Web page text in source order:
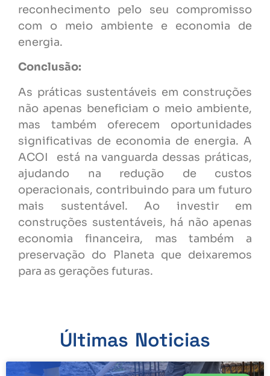
reconhecimento pelo seu compromisso
com o meio ambiente e economia de
energia.
Conclusão:
As práticas sustentáveis em construções
não apenas beneficiam o meio ambiente,
mas também oferecem oportunidades
significativas de economia de energia. A
ACOI está na vanguarda dessas práticas,
ajudando na redução de custos
operacionais, contribuindo para um futuro
mais sustentável. Ao investir em
construções sustentáveis, há não apenas
economia financeira, mas também a
preservação do Planeta que deixaremos
para as gerações futuras.
Últimas Noticias